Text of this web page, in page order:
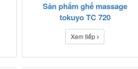
Sản phẩm ghế massage
tokuyo TC 720
Xem tiếp